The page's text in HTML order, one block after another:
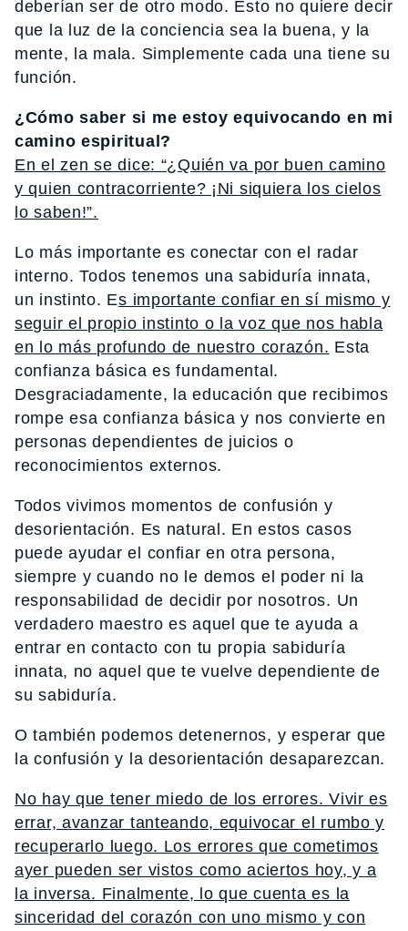
deberían ser de otro modo. Esto no quiere decir
que la luz de la conciencia sea la buena, y la
mente, la mala. Simplemente cada una tiene su
función.
¿Cómo saber si me estoy equivocando en mi
camino espiritual?
En el zen se dice: “¿Quién va por buen camino
y quien contracorriente? ¡Ni siquiera los cielos
lo saben!”.
Lo más importante es conectar con el radar
interno. Todos tenemos una sabiduría innata,
un instinto. Es importante confiar en sí mismo y
seguir el propio instinto o la voz que nos habla
en lo más profundo de nuestro corazón. Esta
confianza básica es fundamental.
Desgraciadamente, la educación que recibimos
rompe esa confianza básica y nos convierte en
personas dependientes de juicios o
reconocimientos externos.
Todos vivimos momentos de confusión y
desorientación. Es natural. En estos casos
puede ayudar el confiar en otra persona,
siempre y cuando no le demos el poder ni la
responsabilidad de decidir por nosotros. Un
verdadero maestro es aquel que te ayuda a
entrar en contacto con tu propia sabiduría
innata, no aquel que te vuelve dependiente de
su sabiduría.
O también podemos detenernos, y esperar que
la confusión y la desorientación desaparezcan.
No hay que tener miedo de los errores. Vivir es
errar, avanzar tanteando, equivocar el rumbo y
recuperarlo luego. Los errores que cometimos
ayer pueden ser vistos como aciertos hoy, y a
la inversa. Finalmente, lo que cuenta es la
sinceridad del corazón con uno mismo y con